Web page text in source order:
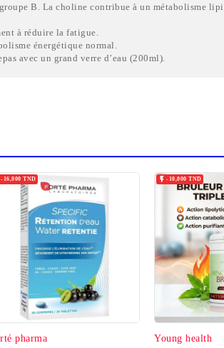
B. La choline contribue à un métabolisme
à réduire la fatigue.
énergétique normal.
avec un grand verre d’eau (200ml).
-16,000 TND
pharma
-10,000 TND
Young health